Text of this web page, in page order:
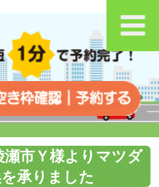
市Ｙ様よりマツダ
承りました